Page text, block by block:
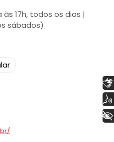
17h, todos os dias |
sábados)